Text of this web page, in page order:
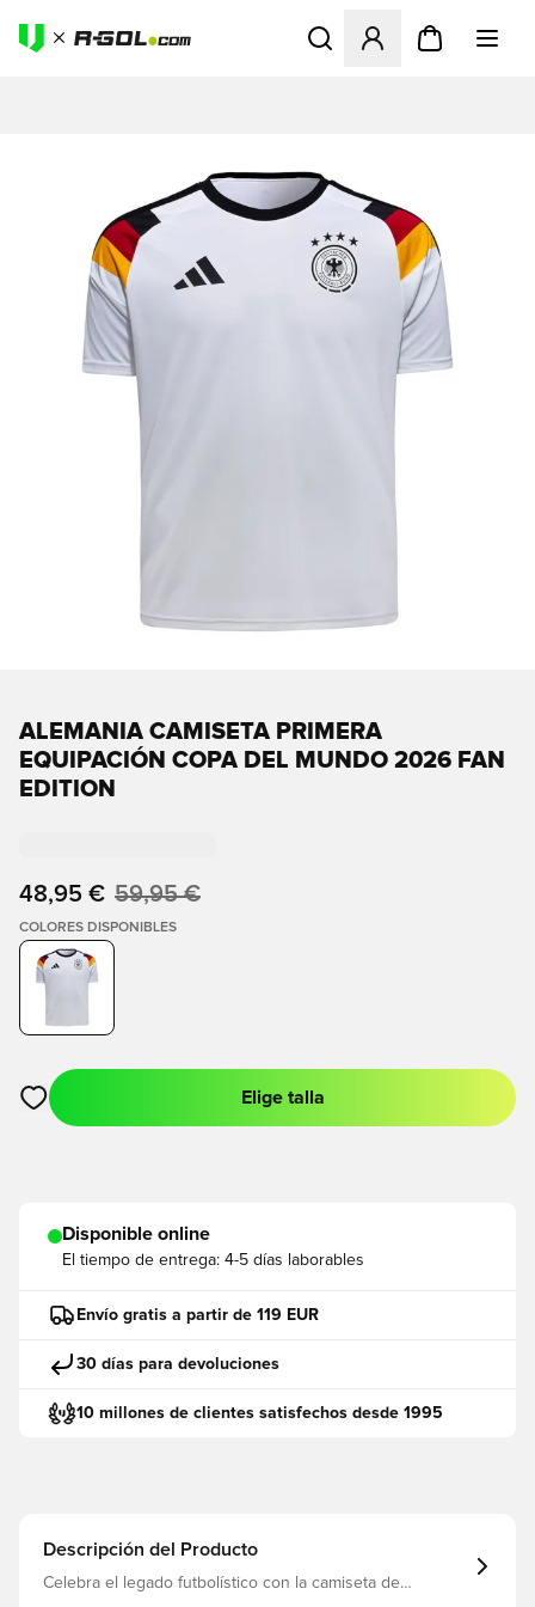
Abre un modal para iniciar
ALEMANIA CAMISETA PRIMERA
EQUIPACIÓN COPA DEL MUNDO 2026 FAN
EDITION
48,95 € 59,95 €
COLORES DISPONIBLES
Abre un modal para iniciar sesión o registrarse como miembro
Elige talla
Disponible online
El tiempo de entrega: 4-5 días laborables
Envío gratis a partir de 119 EUR
30 días para devoluciones
10 millones de clientes satisfechos desde 1995
Descripción del Producto
Celebra el legado futbolístico con la camiseta de